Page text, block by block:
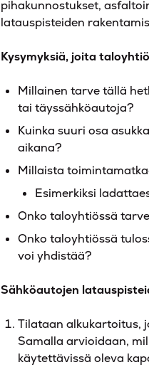
pihakunnostukset,
latauspisteiden
Kysymyksiä, joita
Millainen tarve tällä
tai täyssähköautoja?
Kuinka suuri osa
aikana?
Millaista
Esimerkiksi
Onko taloyhtiössä
Onko taloyhtiössä
voi yhdistää?
Sähköautojen
Tilataan alkukartoitus,
Samalla arvioidaan,
käytettävissä oleva